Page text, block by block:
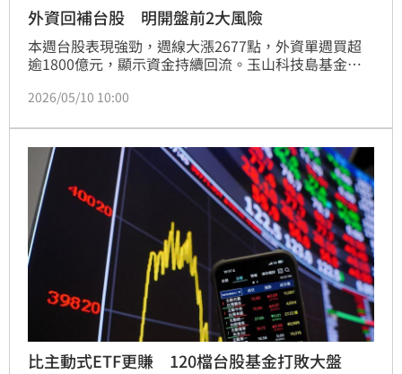
外資回補台股 明開盤前2大風險
本週台股表現強勁，週線大漲2677點，外資單週買超
逾1800億元，顯示資金持續回流。玉山科技島基金經
PMI與外銷訂單表現亮眼，偏多格局未變。隨後續輝達
酵。專家建議佈局半導體測試與光通訊產業，集中持股
方式參與這波由AI驅動的台股多頭行情，維持震盪盤堅
格局。
2026/05/10 10:00
比主動式ETF更賺 120檔台股基金打敗大盤